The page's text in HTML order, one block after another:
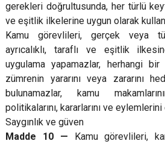
gerekleri doğrultusunda, her türlü
ve eşitlik ilkelerine uygun olarak
Kamu görevlileri, gerçek veya
ayrıcalıklı, taraflı ve eşitlik
uygulama yapamazlar, herhangi
zümrenin yararını veya zararını
bulunamazlar, kamu
politikalarını, kararlarını ve
Saygınlık ve güven
Madde 10 — Kamu görevlileri,